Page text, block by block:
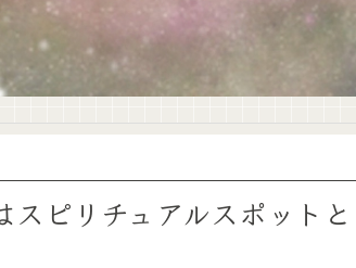
スピリチュアルスポット